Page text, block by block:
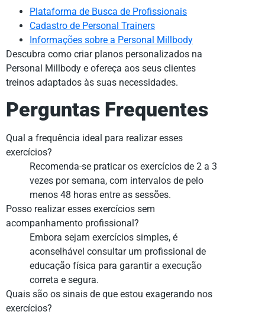
Plataforma de Busca de Profissionais
Cadastro de Personal Trainers
Informações sobre a Personal Millbody
Descubra como criar planos personalizados na
Personal Millbody e ofereça aos seus clientes
treinos adaptados às suas necessidades.
Perguntas Frequentes
Qual a frequência ideal para realizar esses
exercícios?
Recomenda-se praticar os exercícios de 2 a 3
vezes por semana, com intervalos de pelo
menos 48 horas entre as sessões.
Posso realizar esses exercícios sem
acompanhamento profissional?
Embora sejam exercícios simples, é
aconselhável consultar um profissional de
educação física para garantir a execução
correta e segura.
Quais são os sinais de que estou exagerando nos
exercícios?